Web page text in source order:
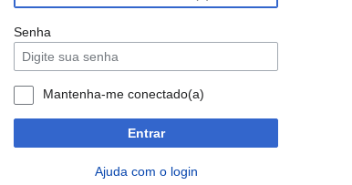
navegação
pesquisar
Senha
Mantenha-me conectado(a)
Entrar
Ajuda com o login